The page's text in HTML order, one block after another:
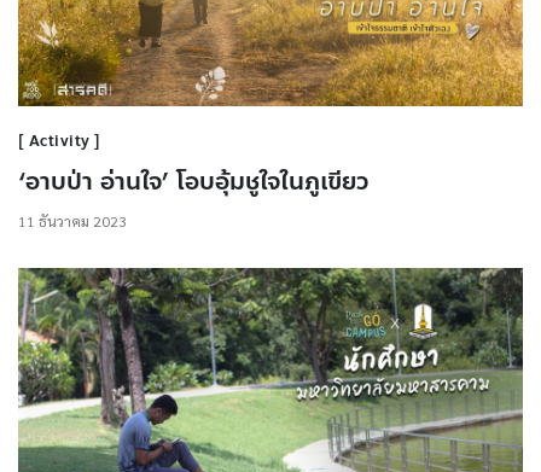
Activity
‘อาบป่า อ่านใจ’ โอบอุ้มชูใจในภูเขียว
11 ธันวาคม 2023